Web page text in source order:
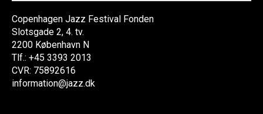
Copenhagen Jazz Festival Fonden
Slotsgade 2, 4. tv.
2200 København N
Tlf.: +45 3393 2013
CVR: 75892616
information@jazz.dk